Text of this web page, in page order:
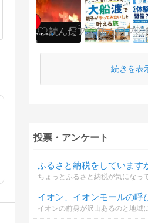
続きを表
投票・アンケート
ふるさと納税をしています
ちょっとふるさと納税が気になっ
イオン、イオンモールの呼